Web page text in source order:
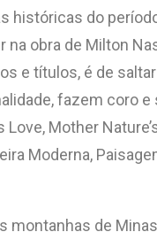
do
obra de Milton
e títulos, é de
fazem coro
Mother
Moderna,
montanhas de